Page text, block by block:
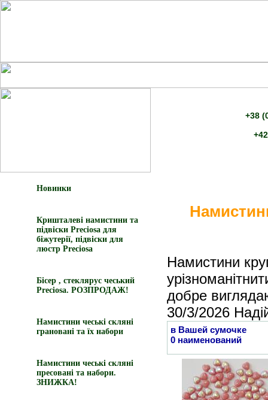
+38
Новинки
Кришталеві намистини та
підвіски Preciosa для
біжутерії, підвіски для
люстр Preciosa
Бісер , стеклярус чеський
Preciosa. РОЗПРОДАЖ!
Намистини чеські скляні
грановані та їх набори
Намистини чеські скляні
пресовані та набори.
ЗНИЖКА!
Намистини
добре
30/3/2026
в Вашей сумочке
0 наименований